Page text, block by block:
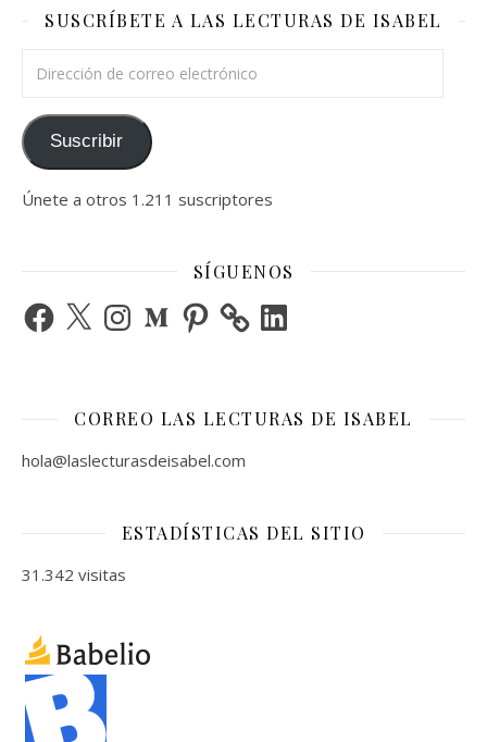
SUSCRÍBETE A LAS LECTURAS DE ISABEL
Suscribir
Únete a otros 1.211 suscriptores
SÍGUENOS
Facebook
X InstagramMediumPinterest LinkedIn
CORREO LAS LECTURAS DE ISABEL
hola@laslecturasdeisabel.com
ESTADÍSTICAS DEL SITIO
31.342 visitas